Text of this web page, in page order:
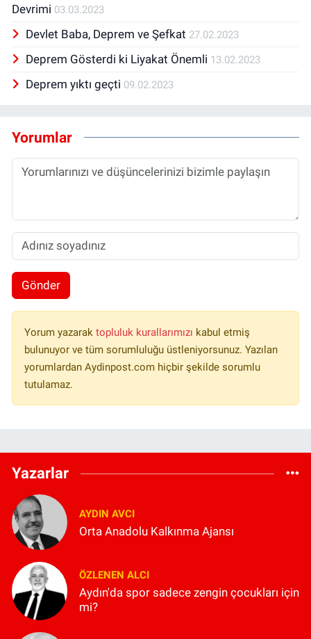
Devrimi 03.03.2023
Devlet Baba, Deprem ve Şefkat 27.02.2023
Deprem Gösterdi ki Liyakat Önemli 13.02.2023
Deprem yıktı geçti 09.02.2023
Yorumlar
Gönder
Yorum yazarak topluluk kurallarımızı kabul etmiş
bulunuyor ve tüm sorumluluğu üstleniyorsunuz. Yazılan
yorumlardan Aydinpost.com hiçbir şekilde sorumlu
tutulamaz.
Yazarlar
AYDIN AVCI
Orta Anadolu Kalkınma Ajansı
ÖZLENEN ALCI
Aydın'da spor sadece zengin çocukları için
mi?